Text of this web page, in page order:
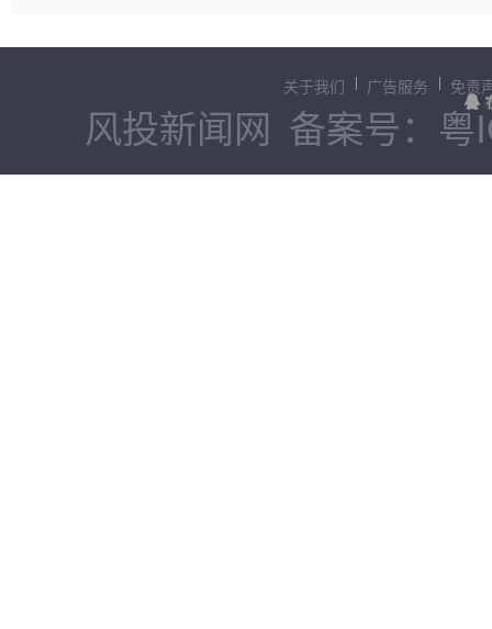
关于我们 广告服务 免责
风投新闻网 备案号：粤